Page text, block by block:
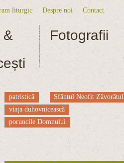
liturgic Despre noi Contact
&
Fotografii
patristică
Sfântul Neofit Zăvorâtul
viața duhovnicească
poruncile Domnului